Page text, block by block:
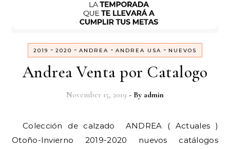
2019 - 2020 - ANDREA - ANDREA USA - NUEVOS
Andrea Venta por Catalogo
November 15, 2019 - By admin
Colección de calzado ANDREA ( Actuales )
Otoño-Invierno 2019-2020 nuevos catálogos